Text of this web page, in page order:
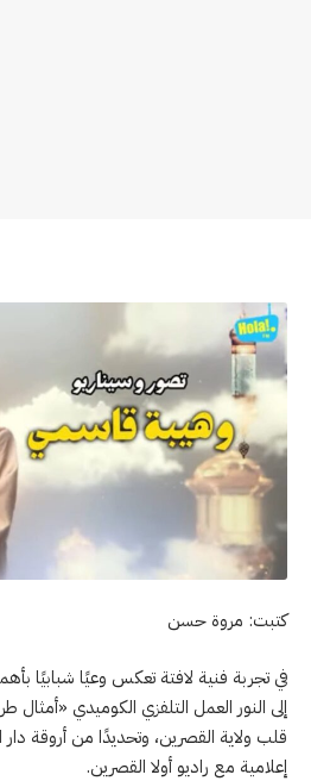
كتبت: مروة حسن
في تجربة فنية لافتة تعكس وعيًا شبابيًا
إلى النور العمل التلفزي الكوميدي
قلب ولاية القصرين، وتحديدًا من أروقة
إعلامية مع راديو أولا القصرين.